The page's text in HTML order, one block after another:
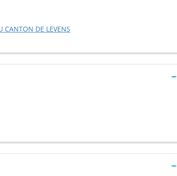
CANTON DE LEVENS